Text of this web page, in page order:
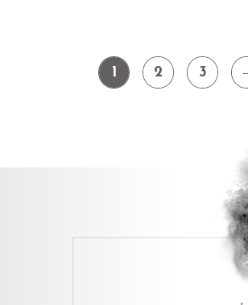
1 2 3